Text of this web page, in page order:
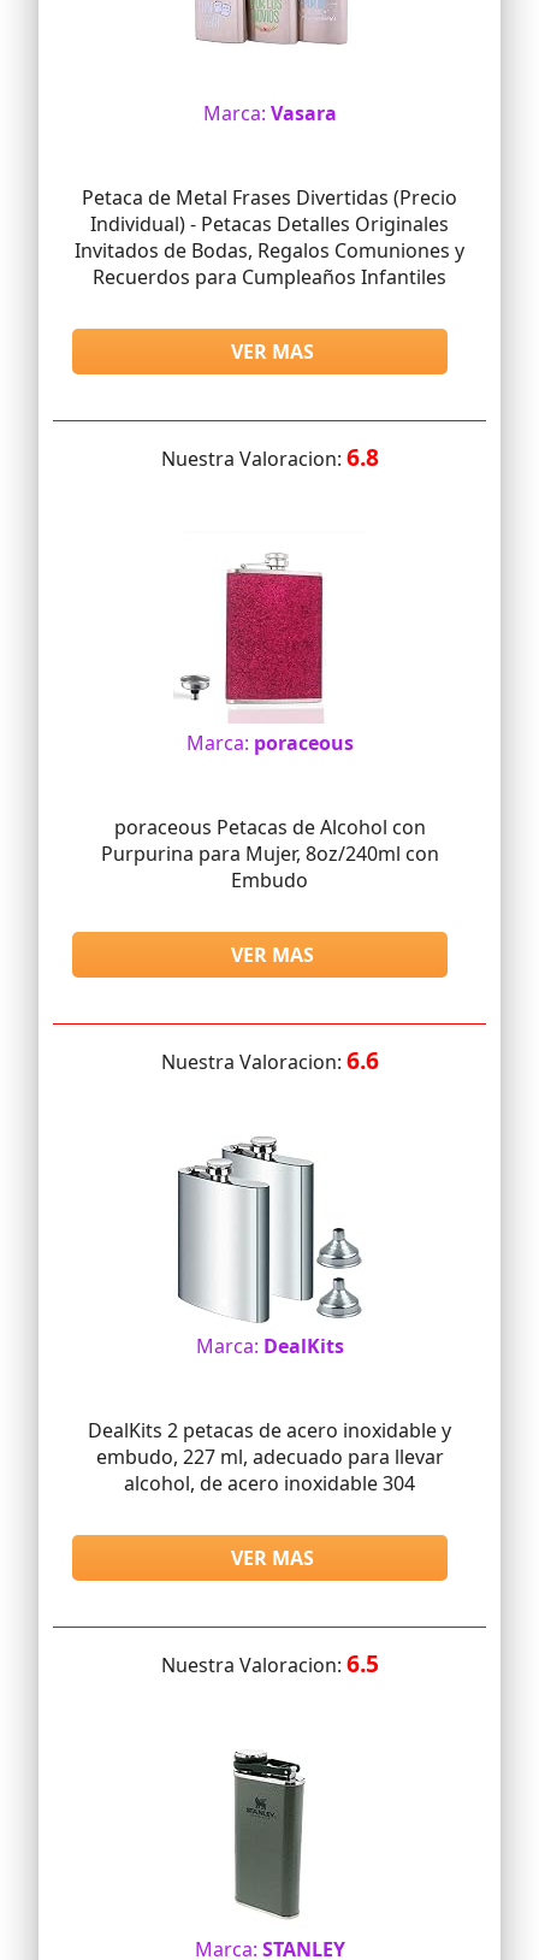
Marca: Vasara
Petaca de Metal Frases Divertidas (Precio
Individual) - Petacas Detalles Originales
Invitados de Bodas, Regalos Comuniones y
Recuerdos para Cumpleaños Infantiles
VER MAS
Nuestra Valoracion: 6.8
Marca: poraceous
poraceous Petacas de Alcohol con
Purpurina para Mujer, 8oz/240ml con
Embudo
VER MAS
Nuestra Valoracion: 6.6
Marca: DealKits
DealKits 2 petacas de acero inoxidable y
embudo, 227 ml, adecuado para llevar
alcohol, de acero inoxidable 304
VER MAS
Nuestra Valoracion: 6.5
Marca: STANLEY